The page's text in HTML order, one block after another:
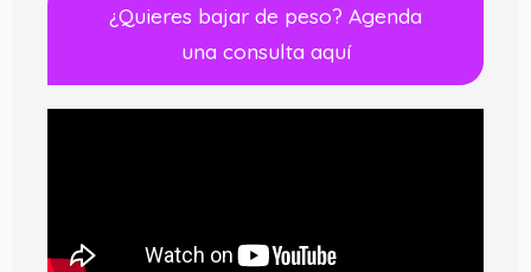
¿Quieres bajar de peso? Agenda
una consulta aquí